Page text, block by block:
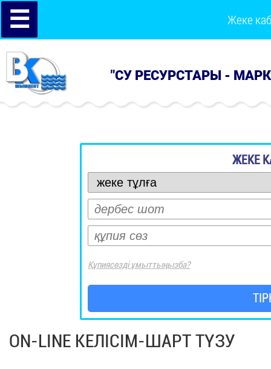
☰ Жеке
"СУ РЕСУРСТАРЫ -
ЖЕКЕ
Құпиясөзді ұмыттыңызба?
ON-LINE КЕЛІСІМ-ШАРТ ТҮЗУ